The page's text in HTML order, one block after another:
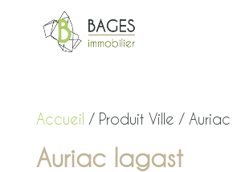
Accueil / Produit Ville /
Auriac lagast